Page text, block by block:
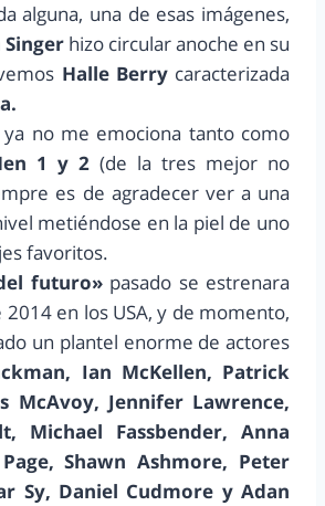
alguna, una de esas imágenes,
Singer hizo circular anoche en su
Halle Berry caracterizada
ya no me emociona tanto como
1 y 2 (de la tres mejor no
es de agradecer ver a una
metiéndose en la piel de uno
favoritos.
futuro»pasado se estrenara
2014 en los USA, y de momento,
un plantel enorme de actores
Ian McKellen, Patrick
McAvoy, Jennifer Lawrence,
Michael Fassbender, Anna
Shawn Ashmore, Peter
Sy, Daniel Cudmore y Adan